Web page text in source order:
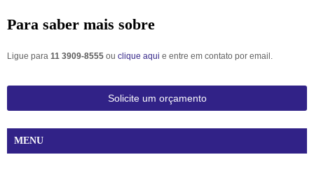
Para saber mais sobre
Ligue para 11 3909-8555 ou clique aqui e entre em contato por email.
Solicite um orçamento
MENU